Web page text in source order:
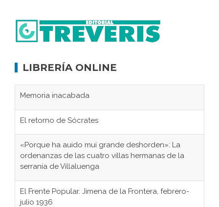
LIBRERÍA ONLINE
Memoria inacabada
El retorno de Sócrates
«Porque ha auido mui grande deshorden»: La
ordenanzas de las cuatro villas hermanas de la
serranía de Villaluenga
El Frente Popular. Jimena de la Frontera, febrero-
julio 1936